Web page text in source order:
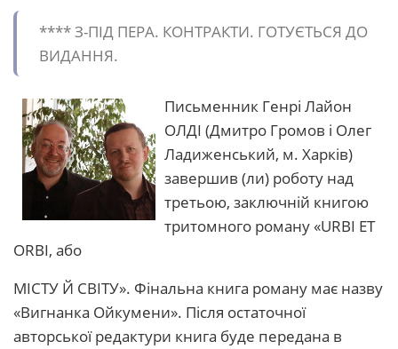
**** З-ПІД ПЕРА. КОHТРАКТИ. ГОТУЄТЬСЯ ДО
ВИДАHНЯ.
Письменник Генрі Лайон
ОЛДІ (Дмитро Громов і Олег
Ладиженський, м. Харків)
завершив (ли) роботу над
третьою, заключній книгою
тритомного роману «URBI ET
ORBI, або
МІСТУ Й СВІТУ». Фінальна книга роману має назву
«Вигнанка Ойкумени». Після остаточної
авторської редактури книга буде передана в